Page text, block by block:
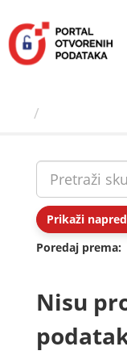
sadržaj
Prikaži
Poredaj prema
Nisu